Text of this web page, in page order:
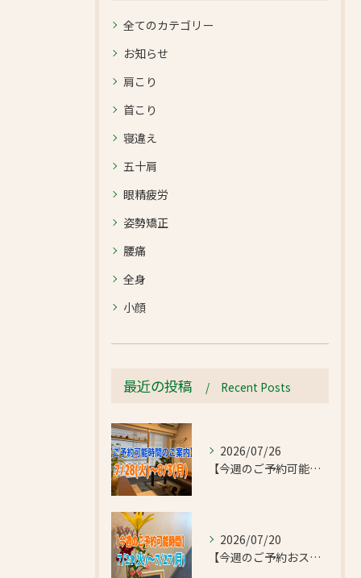
全てのカテゴリー
お知らせ
肩こり
首こり
寝違え
五十肩
眼精疲労
姿勢矯正
腰痛
全身
小顔
最近の投稿 Recent Posts
2026/07/26
【今週のご予約可能時間のご案内】2026/7/28(火)~8/3(月)
2026/07/20
【今週のご予約おススメ時間のご案内】2026/7/21(火)~7/27(月)